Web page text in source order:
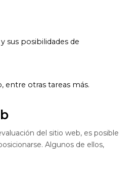
sus posibilidades de
otras tareas más.
del sitio web, es posible
Algunos de ellos,